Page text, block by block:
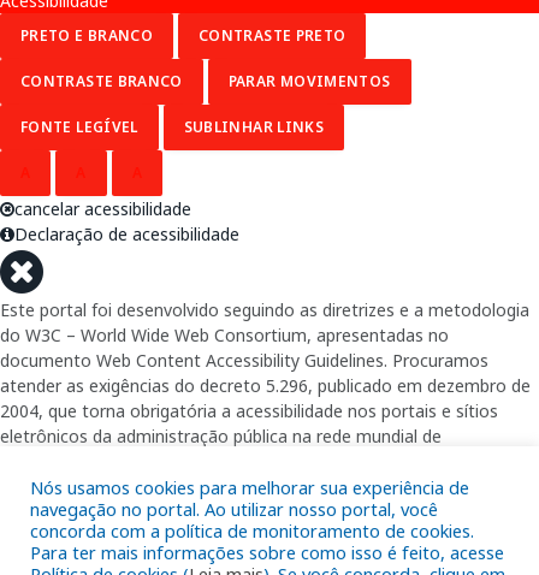
Nós usamos cookies para melhorar sua experiência de
navegação no portal. Ao utilizar nosso portal, você
concorda com a política de monitoramento de cookies.
Para ter mais informações sobre como isso é feito, acesse
PRETO E BRANCO CONTRASTE PRETO
CONTRASTE BRANCO PARAR MOVIMENTOS
FONTE LEGÍVEL SUBLINHAR LINKS
cancelar acessibilidade
Declaração de acessibilidade
Este portal foi desenvolvido seguindo as diretrizes e a metodologia
do W3C – World Wide Web Consortium, apresentadas no
documento Web Content Accessibility Guidelines. Procuramos
atender as exigências do decreto 5.296, publicado em dezembro de
2004, que torna obrigatória a acessibilidade nos portais e sítios
eletrônicos da administração pública na rede mundial de
garantindo-lhes o pleno acesso aos conteúdos disponíveis.
Além de validações automáticas, foram realizados testes em
diversos navegadores e através do utilitário de acesso a Internet do